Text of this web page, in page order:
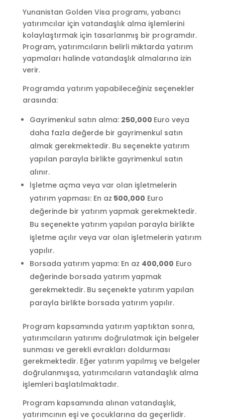
Yunanistan Golden Visa programı, yabancı
yatırımcılar için vatandaşlık alma işlemlerini
kolaylaştırmak için tasarlanmış bir programdır.
Program, yatırımcıların belirli miktarda yatırım
yapmaları halinde vatandaşlık almalarına izin
verir.
Programda yatırım yapabileceğiniz seçenekler
arasında:
Gayrimenkul satın alma: 250,000 Euro veya
daha fazla değerde bir gayrimenkul satın
almak gerekmektedir. Bu seçenekte yatırım
yapılan parayla birlikte gayrimenkul satın
alınır.
İşletme açma veya var olan işletmelerin
yatırım yapması: En az 500,000 Euro
değerinde bir yatırım yapmak gerekmektedir.
Bu seçenekte yatırım yapılan parayla birlikte
işletme açılır veya var olan işletmelerin yatırım
yapılır.
Borsada yatırım yapma: En az 400,000 Euro
değerinde borsada yatırım yapmak
gerekmektedir. Bu seçenekte yatırım yapılan
parayla birlikte borsada yatırım yapılır.
Program kapsamında yatırım yaptıktan sonra,
yatırımcıların yatırımı doğrulatmak için belgeler
sunması ve gerekli evrakları doldurması
gerekmektedir. Eğer yatırım yapılmış ve belgeler
doğrulanmışsa, yatırımcıların vatandaşlık alma
işlemleri başlatılmaktadır.
Program kapsamında alınan vatandaşlık,
yatırımcının eşi ve çocuklarına da geçerlidir.